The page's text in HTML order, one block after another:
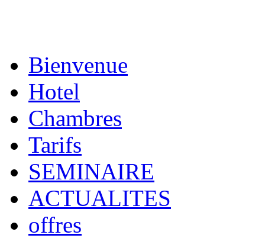
Bienvenue
Hotel
Chambres
Tarifs
SEMINAIRE
ACTUALITES
offres